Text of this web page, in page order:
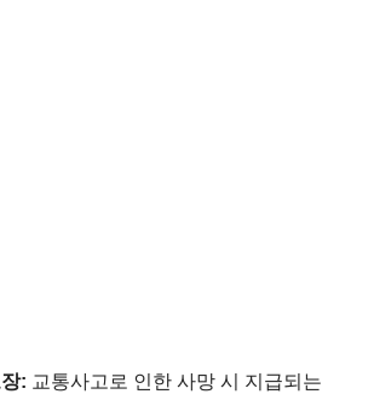
: 교통사고로 인한 사망 시 지급되는